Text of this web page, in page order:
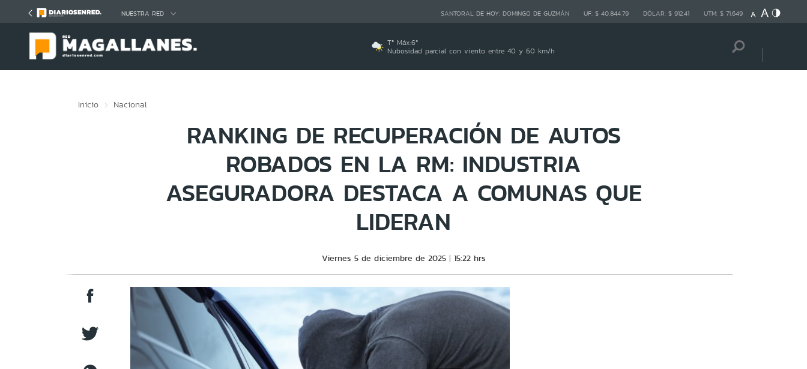
NUESTRA RED SANTORAL DE HOY: DOMINGO DE GUZMÁN UF: $ 40.844,79 DÓLAR: $ 912,41 UTM: $ 71.649
Tª Máx:6º
Nubosidad parcial con viento entre 40 y 60 km/h
Inicio Nacional
RANKING DE RECUPERACIÓN DE AUTOS
ROBADOS EN LA RM: INDUSTRIA
ASEGURADORA DESTACA A COMUNAS QUE
LIDERAN
Viernes 5 de diciembre de 2025 15:22 hrs